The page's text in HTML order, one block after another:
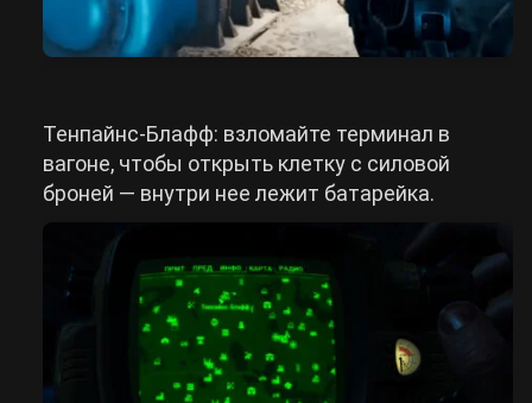
Тенпайнс-Блафф: взломайте терминал в
вагоне, чтобы открыть клетку с силовой
броней — внутри нее лежит батарейка.